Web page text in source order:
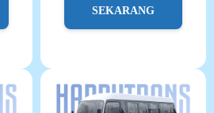
SEKARANG